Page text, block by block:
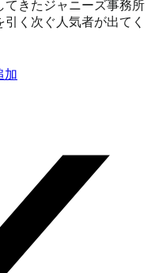
てきたジャニーズ事務所
く次ぐ人気者が出てく